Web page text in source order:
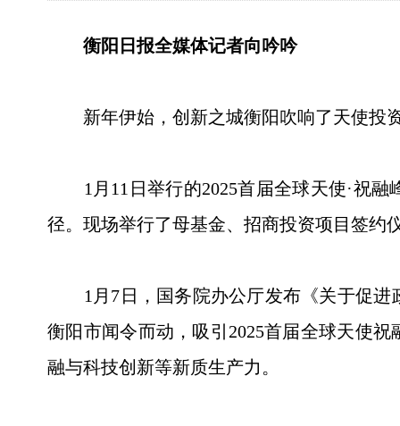
衡阳日报全媒体记者向吟吟
新年伊始，创新之城衡阳吹响了天使投
1月11日举行的2025首届全球天使·祝融
径。现场举行了母基金、招商投资项目签约
1月7日，国务院办公厅发布《关于促进
衡阳市闻令而动，吸引2025首届全球天使
融与科技创新等新质生产力。